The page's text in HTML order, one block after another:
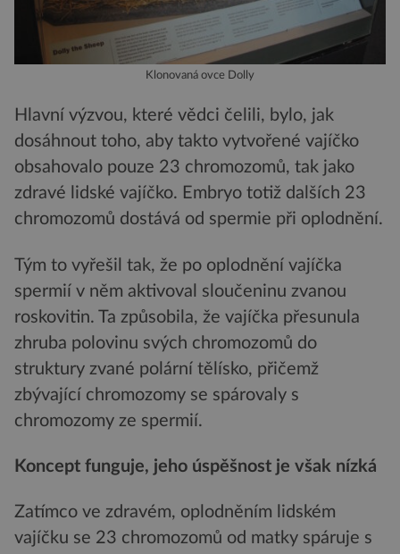
Klonovaná ovce Dolly
Hlavní výzvou, které vědci čelili, bylo, jak
dosáhnout toho, aby takto vytvořené vajíčko
obsahovalo pouze 23 chromozomů, tak jako
zdravé lidské vajíčko. Embryo totiž dalších 23
chromozomů dostává od spermie při oplodnění.
Tým to vyřešil tak, že po oplodnění vajíčka
spermií v něm aktivoval sloučeninu zvanou
roskovitin. Ta způsobila, že vajíčka přesunula
zhruba polovinu svých chromozomů do
struktury zvané polární tělísko, přičemž
zbývající chromozomy se spárovaly s
chromozomy ze spermií.
Koncept funguje, jeho úspěšnost je však nízká
Zatímco ve zdravém, oplodněním lidském
vajíčku se 23 chromozomů od matky spáruje s